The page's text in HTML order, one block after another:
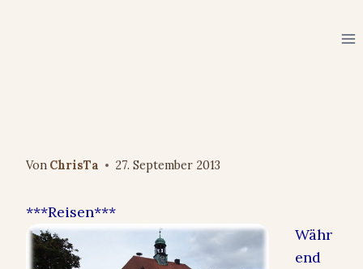
Von ChrisTa 27. September 2013
***Reisen***
Währ
end